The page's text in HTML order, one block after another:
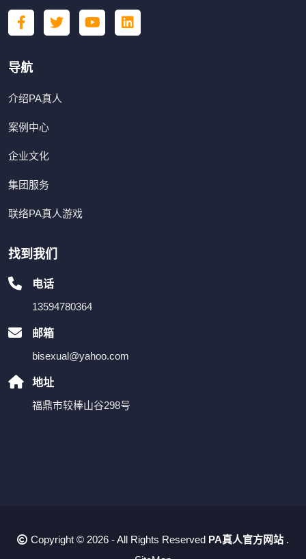
导航
介绍PA真人
案例中心
企业文化
集团服务
联络PA真人游戏
找到我们
电话
13594780364
邮箱
bisexual@yahoo.com
地址
福鼎市较棒山谷298号
Copyright © 2026 - All Rights Reserved PA真人官方网站 .